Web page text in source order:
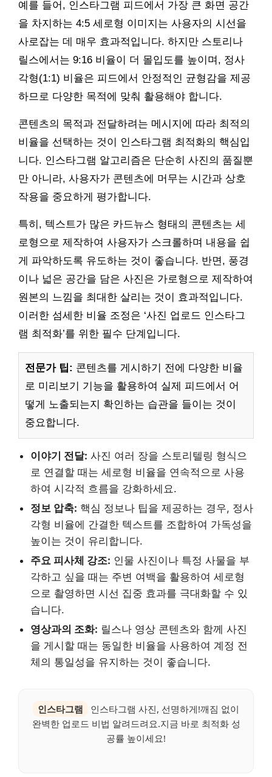
예를 들어, 인스타그램 피드에서 가장 큰 화면 공간
을 차지하는 4:5 세로형 이미지는 사용자의 시선을
사로잡는 데 매우 효과적입니다. 하지만 스토리나
릴스에서는 9:16 비율이 더 몰입도를 높이며, 정사
각형(1:1) 비율은 피드에서 안정적인 균형감을 제공
하므로 다양한 목적에 맞춰 활용해야 합니다.
콘텐츠의 목적과 전달하려는 메시지에 따라 최적의
비율을 선택하는 것이 인스타그램 최적화의 핵심입
니다. 인스타그램 알고리즘은 단순히 사진의 품질뿐
만 아니라, 사용자가 콘텐츠에 머무는 시간과 상호
작용을 중요하게 평가합니다.
특히, 텍스트가 많은 카드뉴스 형태의 콘텐츠는 세
로형으로 제작하여 사용자가 스크롤하며 내용을 쉽
게 파악하도록 유도하는 것이 좋습니다. 반면, 풍경
이나 넓은 공간을 담은 사진은 가로형으로 제작하여
원본의 느낌을 최대한 살리는 것이 효과적입니다.
이러한 섬세한 비율 조정은 ‘사진 업로드 인스타그
램 최적화’를 위한 필수 단계입니다.
전문가 팁: 콘텐츠를 게시하기 전에 다양한 비율
로 미리보기 기능을 활용하여 실제 피드에서 어
떻게 노출되는지 확인하는 습관을 들이는 것이
중요합니다.
이야기 전달: 사진 여러 장을 스토리텔링 형식으
로 연결할 때는 세로형 비율을 연속적으로 사용
하여 시각적 흐름을 강화하세요.
정보 압축: 핵심 정보나 팁을 제공하는 경우, 정사
각형 비율에 간결한 텍스트를 조합하여 가독성을
높이는 것이 유리합니다.
주요 피사체 강조: 인물 사진이나 특정 사물을 부
각하고 싶을 때는 주변 여백을 활용하여 세로형
으로 촬영하면 시선 집중 효과를 극대화할 수 있
습니다.
영상과의 조화: 릴스나 영상 콘텐츠와 함께 사진
을 게시할 때는 동일한 비율을 사용하여 계정 전
체의 통일성을 유지하는 것이 좋습니다.
인스타그램
인스타그램 사진, 선명하게!깨짐 없이
완벽한 업로드 비법 알려드려요.지금 바로 최적화 성
공률 높이세요!